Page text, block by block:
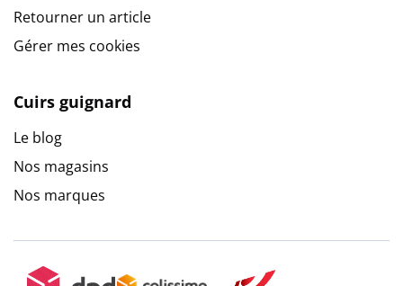
Retourner un article
Gérer mes cookies
Cuirs guignard
Le blog
Nos magasins
Nos marques